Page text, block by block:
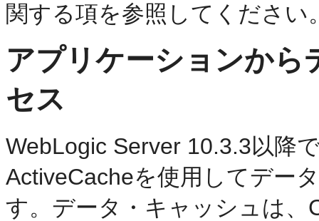
関する項を参照してください
アプリケーションから
セス
WebLogic Server 10.3.3以降
ActiveCacheを使用してデー
す。データ・キャッシュは